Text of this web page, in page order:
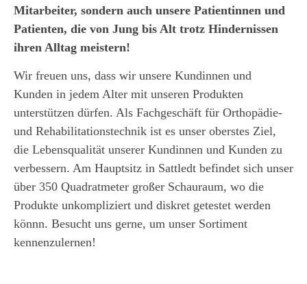
Mitarbeiter, sondern auch unsere Patientinnen und
Patienten, die von Jung bis Alt trotz Hindernissen
ihren Alltag meistern!
Wir freuen uns, dass wir unsere Kundinnen und
Kunden in jedem Alter mit unseren Produkten
unterstützen dürfen. Als Fachgeschäft für Orthopädie-
und Rehabilitationstechnik ist es unser oberstes Ziel,
die Lebensqualität unserer Kundinnen und Kunden zu
verbessern. Am Hauptsitz in Sattledt befindet sich unser
über 350 Quadratmeter großer Schauraum, wo die
Produkte unkompliziert und diskret getestet werden
könnn. Besucht uns gerne, um unser Sortiment
kennenzulernen!